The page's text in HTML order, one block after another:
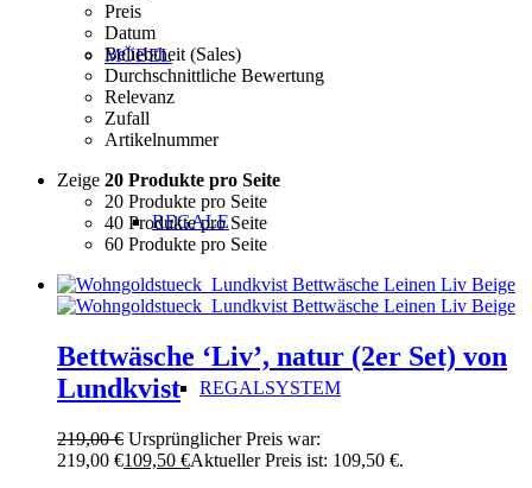
MÖBEL
REGALE
REGALSYSTEM
Preis
Datum
Beliebtheit (Sales)
Durchschnittliche Bewertung
Relevanz
Zufall
Artikelnummer
Zeige 20 Produkte pro Seite
20 Produkte pro Seite
40 Produkte pro Seite
60 Produkte pro Seite
Bettwäsche ‘Liv’, natur (2er Set) von
Lundkvist
219,00€ Ursprünglicher Preis war:
219,00 €109,50 €Aktueller Preis ist: 109,50 €.